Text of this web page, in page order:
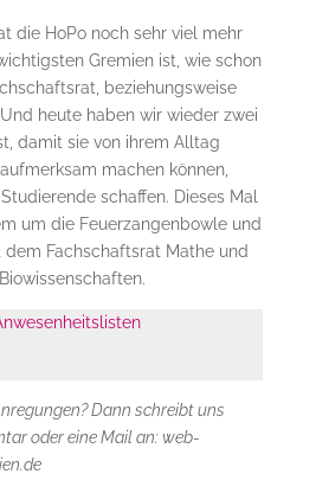
die HoPo noch sehr viel mehr
Gremien ist, wie schon
beziehungsweise
heute haben wir wieder zwei
damit sie von ihrem Alltag
machen können,
schaffen. Dieses Mal
um die Feuerzangenbowle und
Fachschaftsrat Mathe und
Dann schreibt uns
oder eine Mail an: web-